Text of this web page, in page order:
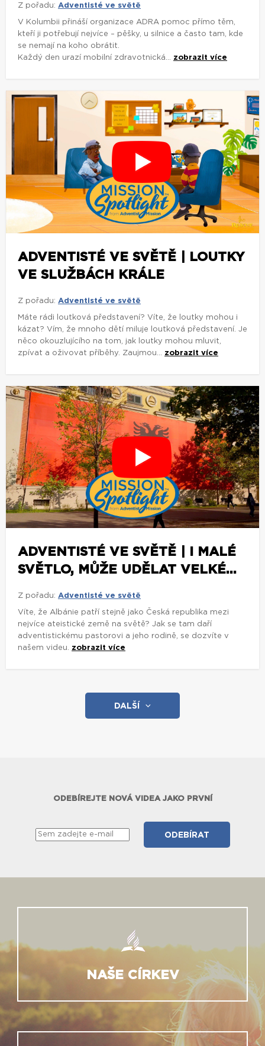
Z pořadu: Adventisté ve světě
V Kolumbii přináší organizace ADRA pomoc přímo těm,
kteří ji potřebují nejvíce – pěšky, u silnice a často tam, kde
se nemají na koho obrátit.
Každý den urazí mobilní zdravotnická... zobrazit více
ADVENTISTÉ VE SVĚTĚ | LOUTKY
VE SLUŽBÁCH KRÁLE
Z pořadu: Adventisté ve světě
Máte rádi loutková představení? Víte, že loutky mohou i
kázat? Vím, že mnoho dětí miluje loutková představení. Je
něco okouzlujícího na tom, jak loutky mohou mluvit,
zpívat a oživovat příběhy. Zaujmou... zobrazit více
ADVENTISTÉ VE SVĚTĚ | I MALÉ
SVĚTLO, MŮŽE UDĚLAT VELKÉ...
Z pořadu: Adventisté ve světě
Víte, že Albánie patří stejně jako Česká republika mezi
nejvíce ateistické země na světě? Jak se tam daří
adventistickému pastorovi a jeho rodině, se dozvíte v
našem videu. zobrazit více
DALŠÍ
ODEBÍREJTE NOVÁ VIDEA JAKO PRVNÍ
NAŠE CÍRKEV